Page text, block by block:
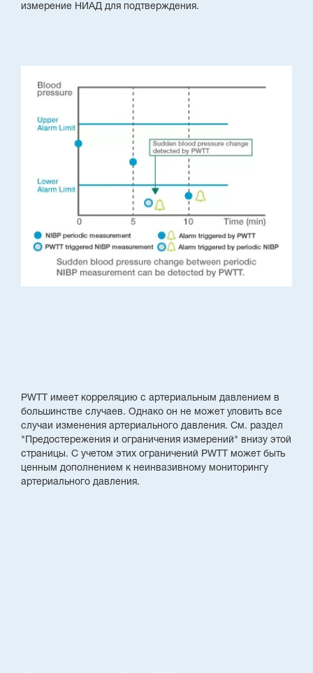
измерение НИАД для подтверждения.
PWTT имеет корреляцию с артериальным давлением в
большинстве случаев. Однако он не может уловить все
случаи изменения артериального давления. См. раздел
"Предостережения и ограничения измерений" внизу этой
страницы. С учетом этих ограничений PWTT может быть
ценным дополнением к неинвазивному мониторингу
артериального давления.